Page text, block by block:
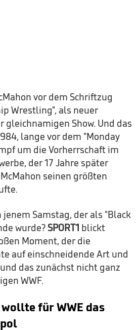
vor dem Schriftzug
Wrestling", als neuer
gleichnamigen Show. Und das
lange vor dem "Monday
um die Vorherrschaft im
der 17 Jahre später
seinen größten
jenem Samstag, der als "Black
wurde? SPORT1 blickt
Moment, der die
auf einschneidende Art und
das zunächst nicht ganz
WWF.
für WWE das